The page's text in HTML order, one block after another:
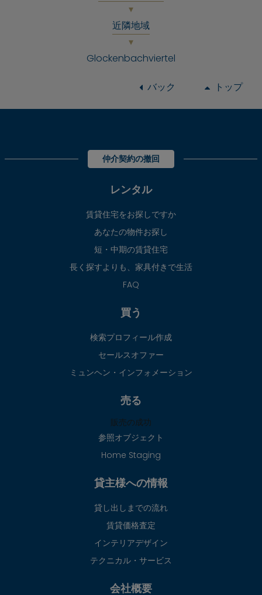
近隣地域
Glockenbachviertel
バック トップ
仲介契約の撤回
レンタル
賃貸住宅をお探しですか
あなたの物件お探し
短・中期の賃貸住宅
長く探すよりも、家具付きで生活
FAQ
買う
検索プロフィール作成
セールスオファー
ミュンヘン・インフォメーション
売る
販売の成功
参照オブジェクト
Home Staging
貸主様への情報
貸し出しまでの流れ
賃貸価格査定
インテリアデザイン
テクニカル・サービス
会社概要